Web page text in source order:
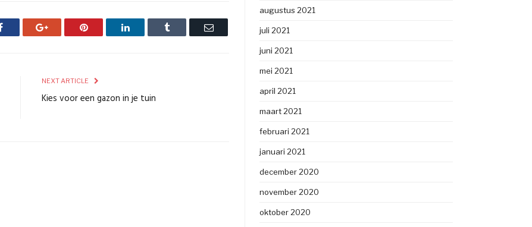
Facebook Google+ Pinterest LinkedIn Tumblr Email
NEXT ARTICLE
Kies voor een gazon in je tuin
augustus 2021
juli 2021
juni 2021
mei 2021
april 2021
maart 2021
februari 2021
januari 2021
december 2020
november 2020
oktober 2020